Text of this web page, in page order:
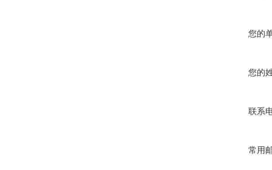
您的
您的
联系
常用